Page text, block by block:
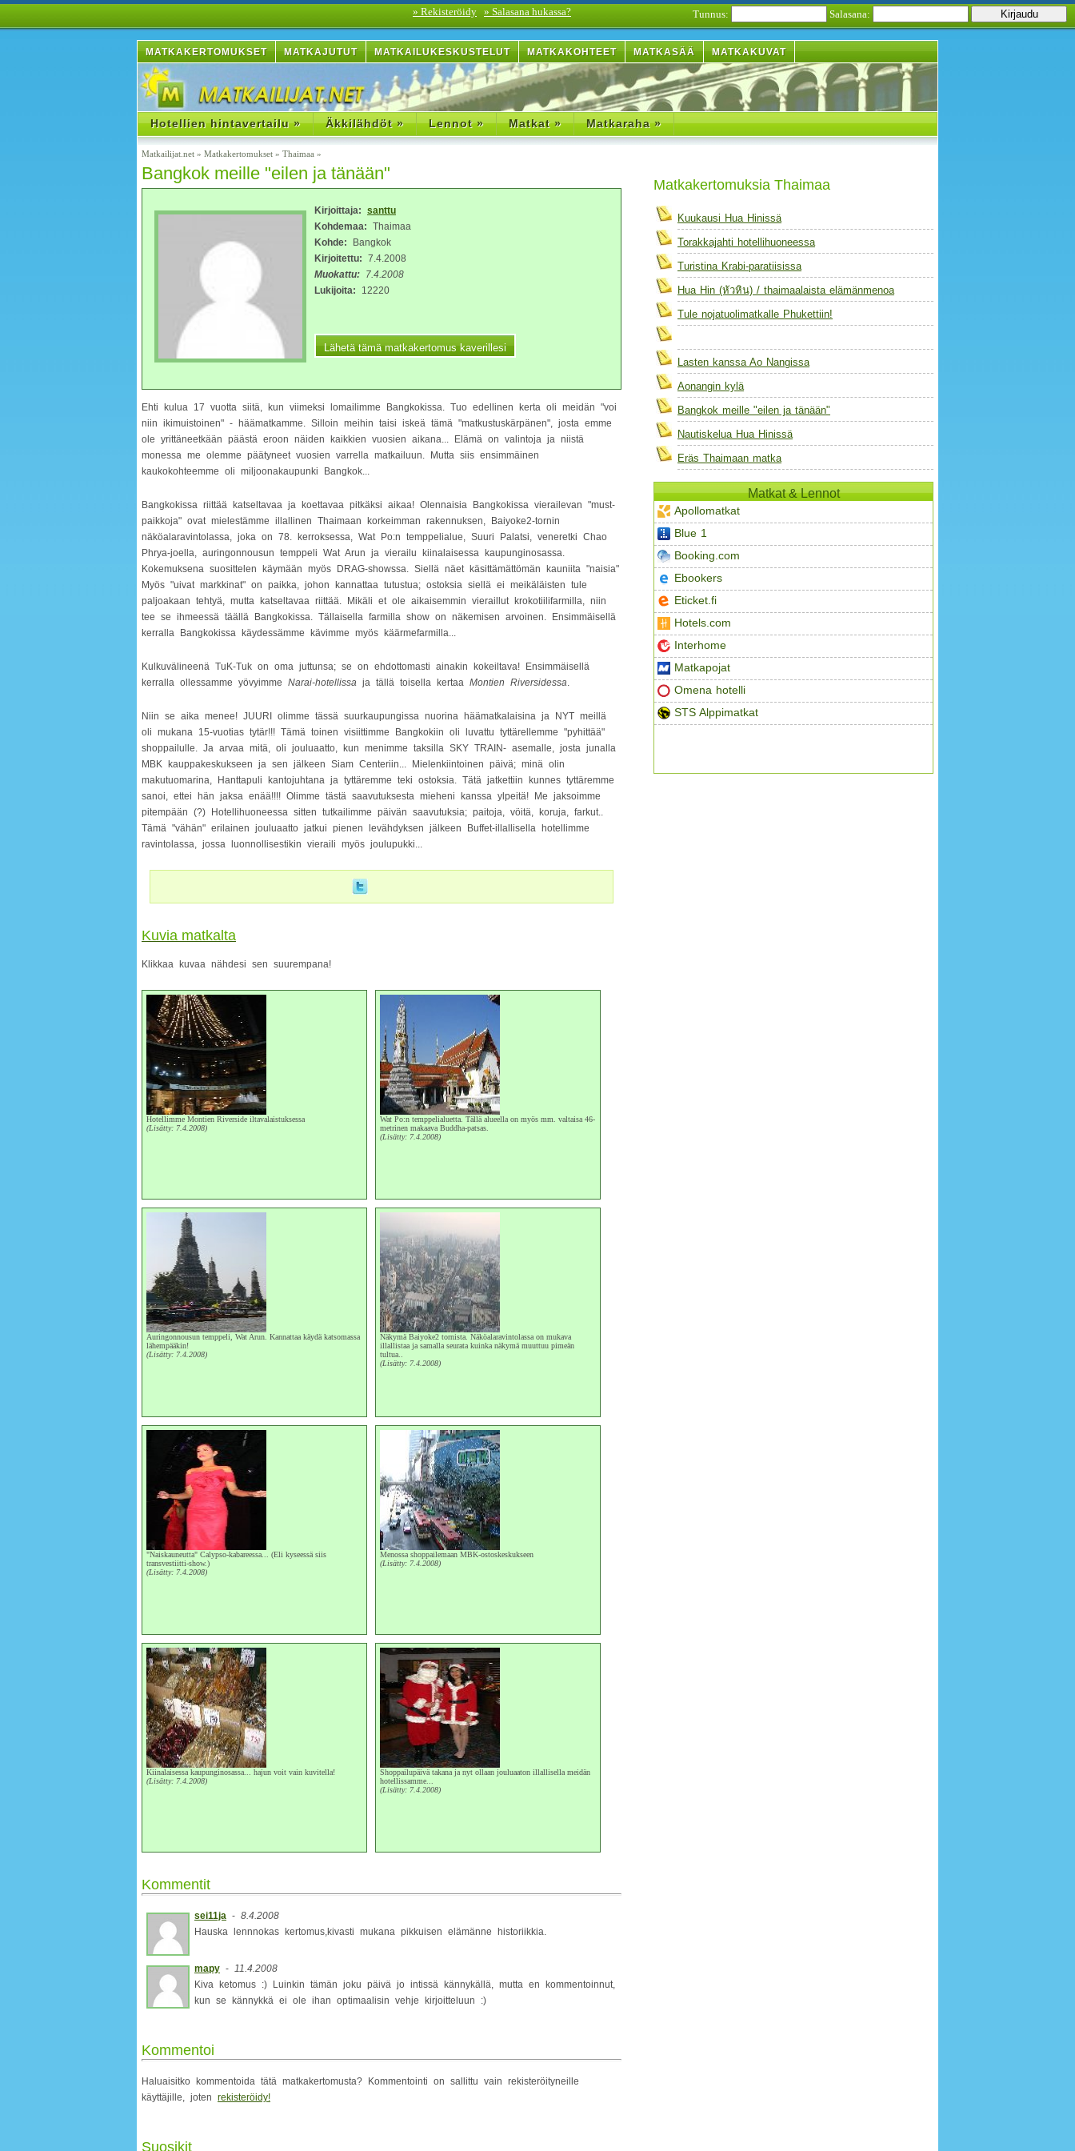
Tunnus: Salasana:
» Rekisteröidy » Salasana hukassa?
MATKAKERTOMUKSET MATKAJUTUT MATKAILUKESKUSTELUT MATKAKOHTEET MATKASÄÄ MATKAKUVAT
Hotellien hintavertailu » Äkkilähdöt » Lennot » Matkat » Matkaraha »
Matkakertomuksia Thaimaa
Kuukausi Hua Hinissä
Torakkajahti hotellihuoneessa
Turistina Krabi-paratiisissa
Hua Hin (หัวหิน) / thaimaalaista elämänmenoa
Tule nojatuolimatkalle Phukettiin!
Lasten kanssa Ao Nangissa
Aonangin kylä
Bangkok meille "eilen ja tänään"
Nautiskelua Hua Hinissä
Eräs Thaimaan matka
Matkat & Lennot
Apollomatkat
Blue 1
Booking.com
Ebookers
Eticket.fi
Hotels.com
Interhome
Matkapojat
Omena hotelli
STS Alppimatkat
Matkailijat.net » Matkakertomukset » Thaimaa »
Bangkok meille "eilen ja tänään"
Kirjoittaja: santtu
Kohdemaa: Thaimaa
Kohde: Bangkok
Kirjoitettu: 7.4.2008
Muokattu: 7.4.2008
Lukijoita: 12220
Ehti kulua 17 vuotta siitä, kun viimeksi lomailimme Bangkokissa. Tuo edellinen kerta oli meidän "voi
niin ikimuistoinen" - häämatkamme. Silloin meihin taisi iskeä tämä "matkustuskärpänen", josta emme
ole yrittäneetkään päästä eroon näiden kaikkien vuosien aikana... Elämä on valintoja ja niistä
monessa me olemme päätyneet vuosien varrella matkailuun. Mutta siis ensimmäinen
kaukokohteemme oli miljoonakaupunki Bangkok...
Bangkokissa riittää katseltavaa ja koettavaa pitkäksi aikaa! Olennaisia Bangkokissa vierailevan "must-
paikkoja" ovat mielestämme illallinen Thaimaan korkeimman rakennuksen, Baiyoke2-tornin
näköalaravintolassa, joka on 78. kerroksessa, Wat Po:n temppelialue, Suuri Palatsi, veneretki Chao
Phrya-joella, auringonnousun temppeli Wat Arun ja vierailu kiinalaisessa kaupunginosassa.
Kokemuksena suosittelen käymään myös DRAG-showssa. Siellä näet käsittämättömän kauniita "naisia"
Myös "uivat markkinat" on paikka, johon kannattaa tutustua; ostoksia siellä ei meikäläisten tule
paljoakaan tehtyä, mutta katseltavaa riittää. Mikäli et ole aikaisemmin vieraillut krokotiilifarmilla, niin
tee se ihmeessä täällä Bangkokissa. Tällaisella farmilla show on näkemisen arvoinen. Ensimmäisellä
kerralla Bangkokissa käydessämme kävimme myös käärmefarmilla...
Kulkuvälineenä TuK-Tuk on oma juttunsa; se on ehdottomasti ainakin kokeiltava! Ensimmäisellä
kerralla ollessamme yövyimme Narai-hotellissa ja tällä toisella kertaa Montien Riversidessa.
Niin se aika menee! JUURI olimme tässä suurkaupungissa nuorina häämatkalaisina ja NYT meillä
oli mukana 15-vuotias tytär!!! Tämä toinen visiittimme Bangkokiin oli luvattu tyttärellemme "pyhittää"
shoppailulle. Ja arvaa mitä, oli jouluaatto, kun menimme taksilla SKY TRAIN- asemalle, josta junalla
MBK kauppakeskukseen ja sen jälkeen Siam Centeriin... Mielenkiintoinen päivä; minä olin
makutuomarina, Hanttapuli kantojuhtana ja tyttäremme teki ostoksia. Tätä jatkettiin kunnes tyttäremme
sanoi, ettei hän jaksa enää!!!! Olimme tästä saavutuksesta mieheni kanssa ylpeitä! Me jaksoimme
pitempään (?) Hotellihuoneessa sitten tutkailimme päivän saavutuksia; paitoja, vöitä, koruja, farkut..
Tämä "vähän" erilainen jouluaatto jatkui pienen levähdyksen jälkeen Buffet-illallisella hotellimme
ravintolassa, jossa luonnollisestikin vieraili myös joulupukki...
Kuvia matkalta
Klikkaa kuvaa nähdesi sen suurempana!
Hotellimme Montien Riverside iltavalaistuksessa
(Lisätty: 7.4.2008)
Wat Po:n temppelialuetta. Tällä alueella on myös mm. valtaisa 46-
metrinen makaava Buddha-patsas.
(Lisätty: 7.4.2008)
Auringonnousun temppeli, Wat Arun. Kannattaa käydä katsomassa
lähempääkin!
(Lisätty: 7.4.2008)
Näkymä Baiyoke2 tornista. Näköalaravintolassa on mukava
illallistaa ja samalla seurata kuinka näkymä muuttuu pimeän
tultua..
(Lisätty: 7.4.2008)
"Naiskauneutta" Calypso-kabareessa... (Eli kyseessä siis
transvestiitti-show.)
(Lisätty: 7.4.2008)
Menossa shoppailemaan MBK-ostoskeskukseen
(Lisätty: 7.4.2008)
Kiinalaisessa kaupunginosassa... hajun voit vain kuvitella!
(Lisätty: 7.4.2008)
Shoppailupäivä takana ja nyt ollaan jouluaaton illallisella meidän
hotellissamme...
(Lisätty: 7.4.2008)
Kommentit
sei11ja - 8.4.2008
Hauska lennnokas kertomus,kivasti mukana pikkuisen elämänne historiikkia.
mapy - 11.4.2008
Kiva ketomus :) Luinkin tämän joku päivä jo intissä kännykällä, mutta en kommentoinnut,
kun se kännykkä ei ole ihan optimaalisin vehje kirjoitteluun :)
Kommentoi
Haluaisitko kommentoida tätä matkakertomusta? Kommentointi on sallittu vain rekisteröityneille
käyttäjille, joten rekisteröidy!
Suosikit